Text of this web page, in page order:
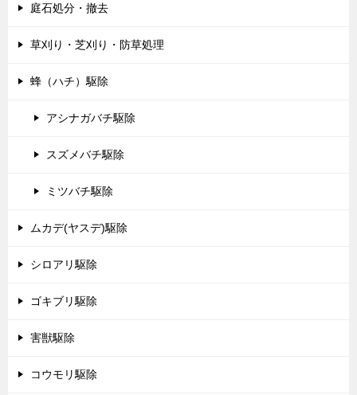
庭石処分・撤去
草刈り・芝刈り・防草処理
蜂（ハチ）駆除
アシナガバチ駆除
スズメバチ駆除
ミツバチ駆除
ムカデ(ヤスデ)駆除
シロアリ駆除
ゴキブリ駆除
害獣駆除
コウモリ駆除